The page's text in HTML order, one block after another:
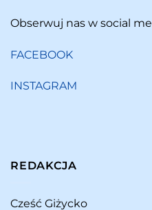
Obserwuj nas w social
FACEBOOK
INSTAGRAM
REDAKCJA
Cześć Giżycko